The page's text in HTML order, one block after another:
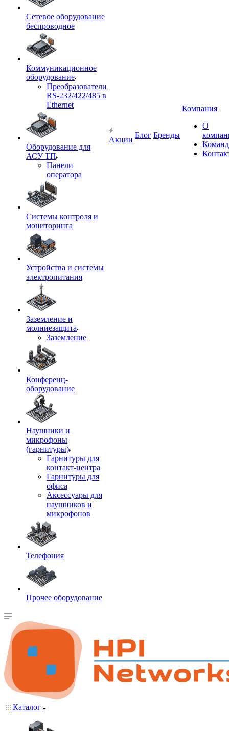
Сетевое оборудование
беспроводное
Коммуникационное
оборудование
Преобразователи
RS-232/422/485 в
Ethernet
Оборудование для
АСУ ТП
Панели
оператора
Системы контроля и
мониторинга
Устройства и системы
электропитания
Заземление и
молниезащита
Заземление
Конференц-
оборудование
Наушники и
микрофоны
(гарнитуры)
Гарнитуры для
контакт-центра
Гарнитуры для
офиса
Аксессуары для
наушников и
микрофонов
Телефония
Прочее оборудование
Акции
Блог Бренды
Компания
О
Каталог